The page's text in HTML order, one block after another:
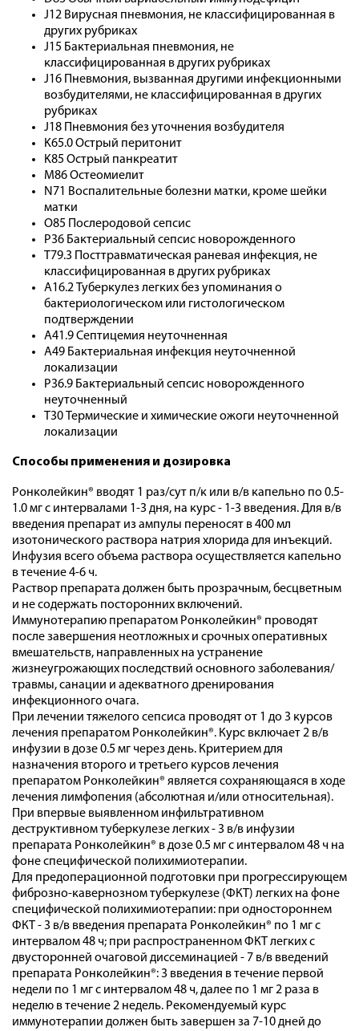
J12 Вирусная пневмония, не классифицированная в
других рубриках
J15 Бактериальная пневмония, не
классифицированная в других рубриках
J16 Пневмония, вызванная другими инфекционными
возбудителями, не классифицированная в других
рубриках
J18 Пневмония без уточнения возбудителя
K65.0 Острый перитонит
K85 Острый панкреатит
M86 Остеомиелит
N71 Воспалительные болезни матки, кроме шейки
матки
O85 Послеродовой сепсис
P36 Бактериальный сепсис новорожденного
T79.3 Посттравматическая раневая инфекция, не
классифицированная в других рубриках
A16.2 Туберкулез легких без упоминания о
бактериологическом или гистологическом
подтверждении
A41.9 Септицемия неуточненная
A49 Бактериальная инфекция неуточненной
локализации
P36.9 Бактериальный сепсис новорожденного
неуточненный
T30 Термические и химические ожоги неуточненной
локализации
Способы применения и дозировка
Ронколейкин® вводят 1 раз/сут п/к или в/в капельно по 0.5-
1.0 мг с интервалами 1-3 дня, на курс - 1-3 введения. Для в/в
введения препарат из ампулы переносят в 400 мл
изотонического раствора натрия хлорида для инъекций.
Инфузия всего объема раствора осуществляется капельно
в течение 4-6 ч.
Раствор препарата должен быть прозрачным, бесцветным
и не содержать посторонних включений.
Иммунотерапию препаратом Ронколейкин® проводят
после завершения неотложных и срочных оперативных
вмешательств, направленных на устранение
жизнеугрожающих последствий основного заболевания/
травмы, санации и адекватного дренирования
инфекционного очага.
При лечении тяжелого сепсиса проводят от 1 до 3 курсов
лечения препаратом Ронколейкин®. Курс включает 2 в/в
инфузии в дозе 0.5 мг через день. Критерием для
назначения второго и третьего курсов лечения
препаратом Ронколейкин® является сохраняющаяся в ходе
лечения лимфопения (абсолютная и/или относительная).
При впервые выявленном инфильтративном
деструктивном туберкулезе легких - 3 в/в инфузии
препарата Ронколейкин® в дозе 0.5 мг с интервалом 48 ч на
фоне специфической полихимиотерапии.
Для предоперационной подготовки при прогрессирующем
фиброзно-кавернозном туберкулезе (ФКТ) легких на фоне
специфической полихимиотерапии: при одностороннем
ФКТ - 3 в/в введения препарата Ронколейкин® по 1 мг с
интервалом 48 ч; при распространенном ФКТ легких с
двусторонней очаговой диссеминацией - 7 в/в введений
препарата Ронколейкин®: 3 введения в течение первой
недели по 1 мг с интервалом 48 ч, далее по 1 мг 2 раза в
неделю в течение 2 недель. Рекомендуемый курс
иммунотерапии должен быть завершен за 7-10 дней до